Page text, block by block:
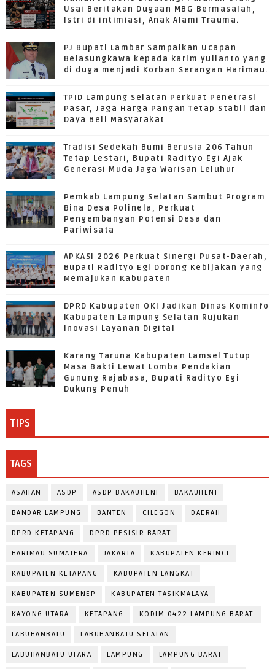
Usai Beritakan Dugaan MBG Bermasalah,
Istri di intimiasi, Anak Alami Trauma.
PJ Bupati Lambar Sampaikan Ucapan
Belasungkawa kepada karim yulianto yang
di duga menjadi Korban Serangan Harimau.
TPID Lampung Selatan Perkuat Penetrasi
Pasar, Jaga Harga Pangan Tetap Stabil dan
Daya Beli Masyarakat
Tradisi Sedekah Bumi Berusia 206 Tahun
Tetap Lestari, Bupati Radityo Egi Ajak
Generasi Muda Jaga Warisan Leluhur
Pemkab Lampung Selatan Sambut Program
Bina Desa Polinela, Perkuat
Pengembangan Potensi Desa dan
Pariwisata
APKASI 2026 Perkuat Sinergi Pusat-Daerah,
Bupati Radityo Egi Dorong Kebijakan yang
Memajukan Kabupaten
DPRD Kabupaten OKI Jadikan Dinas Kominfo
Kabupaten Lampung Selatan Rujukan
Inovasi Layanan Digital
Karang Taruna Kabupaten Lamsel Tutup
Masa Bakti Lewat Lomba Pendakian
Gunung Rajabasa, Bupati Radityo Egi
Dukung Penuh
TIPS
TAGS
ASAHAN ASDP ASDP BAKAUHENI BAKAUHENI
BANDAR LAMPUNG BANTEN CILEGON DAERAH
DPRD KETAPANG DPRD PESISIR BARAT
HARIMAU SUMATERA JAKARTA KABUPATEN KERINCI
KABUPATEN KETAPANG KABUPATEN LANGKAT
KABUPATEN SUMENEP KABUPATEN TASIKMALAYA
KAYONG UTARA KETAPANG KODIM 0422 LAMPUNG BARAT.
LABUHANBATU LABUHANBATU SELATAN
LABUHANBATU UTARA LAMPUNG LAMPUNG BARAT